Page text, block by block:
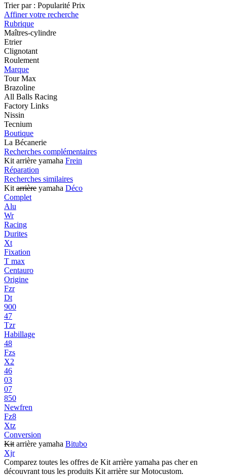
Trier par : Popularité Prix
Affiner votre recherche
Rubrique
Maîtres-cylindre
Etrier
Clignotant
Roulement
Marque
Tour Max
Brazoline
All Balls Racing
Factory Links
Nissin
Tecnium
Boutique
La Bécanerie
Recherches complémentaires
Kit arrière yamaha Frein
Réparation
Recherches similaires
Kit arrière yamaha Déco
Complet
Alu
Wr
Racing
Durites
Xt
Fixation
T max
Centauro
Origine
Fzr
Dt
900
47
Tzr
Habillage
48
Fzs
X2
46
03
07
850
Newfren
Fz8
Xtz
Conversion
Kit arrière yamaha Bitubo
Xjr
Comparez toutes les offres de Kit arrière yamaha pas cher en
découvrant tous les produits Kit arrière sur Motocustom.